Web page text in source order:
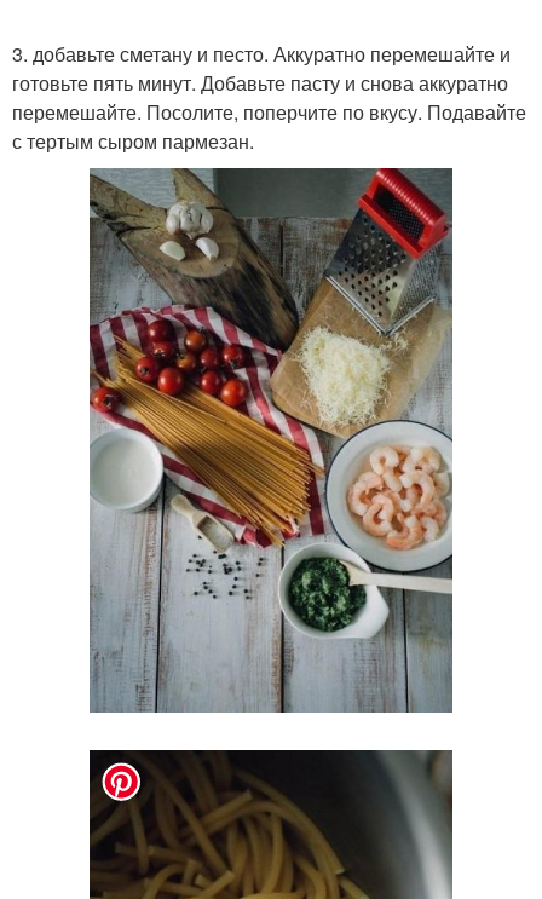
3. добавьте сметану и песто. Аккуратно перемешайте и
готовьте пять минут. Добавьте пасту и снова аккуратно
перемешайте. Посолите, поперчите по вкусу. Подавайте
с тертым сыром пармезан.